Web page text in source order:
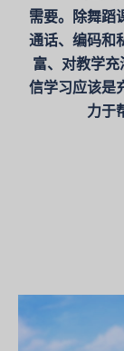
需要。除舞蹈
通话、编码和
富、对教学
信学习应该是
力于